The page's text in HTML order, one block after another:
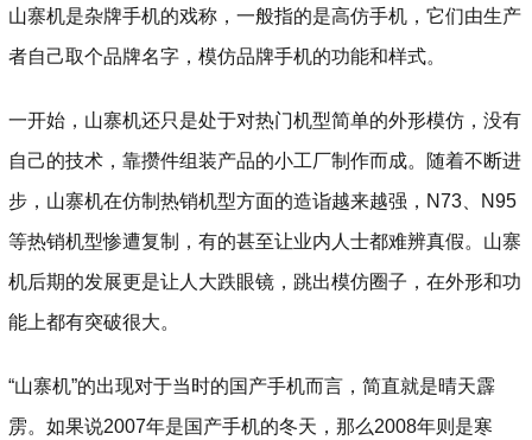
山寨机是杂牌手机的戏称，一般指的是高仿手机，它们由生产
者自己取个品牌名字，模仿品牌手机的功能和样式。
一开始，山寨机还只是处于对热门机型简单的外形模仿，没有
自己的技术，靠攒件组装产品的小工厂制作而成。随着不断进
步，山寨机在仿制热销机型方面的造诣越来越强，N73、N95
等热销机型惨遭复制，有的甚至让业内人士都难辨真假。山寨
机后期的发展更是让人大跌眼镜，跳出模仿圈子，在外形和功
能上都有突破很大。
“山寨机”的出现对于当时的国产手机而言，简直就是晴天霹
雳。如果说2007年是国产手机的冬天，那么2008年则是寒